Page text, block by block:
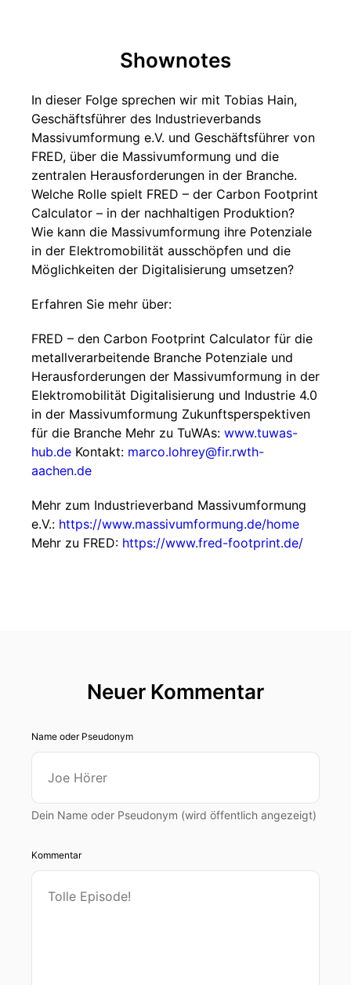
Shownotes
In dieser Folge sprechen wir mit Tobias Hain,
Geschäftsführer des Industrieverbands
Massivumformung e.V. und Geschäftsführer von
FRED, über die Massivumformung und die
zentralen Herausforderungen in der Branche.
Welche Rolle spielt FRED – der Carbon Footprint
Calculator – in der nachhaltigen Produktion?
Wie kann die Massivumformung ihre Potenziale
in der Elektromobilität ausschöpfen und die
Möglichkeiten der Digitalisierung umsetzen?
Erfahren Sie mehr über:
FRED – den Carbon Footprint Calculator für die
metallverarbeitende Branche Potenziale und
Herausforderungen der Massivumformung in der
Elektromobilität Digitalisierung und Industrie 4.0
in der Massivumformung Zukunftsperspektiven
für die Branche Mehr zu TuWAs: www.tuwas-
hub.de Kontakt: marco.lohrey@fir.rwth-
aachen.de
Mehr zum Industrieverband Massivumformung
e.V.: https://www.massivumformung.de/home
Mehr zu FRED: https://www.fred-footprint.de/
Neuer Kommentar
Name oder Pseudonym
Dein Name oder Pseudonym (wird öffentlich angezeigt)
Kommentar